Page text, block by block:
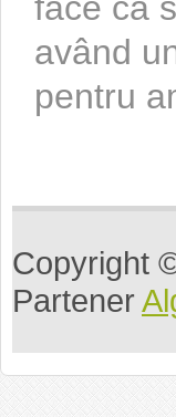
având
pentru
Copyright
Partener